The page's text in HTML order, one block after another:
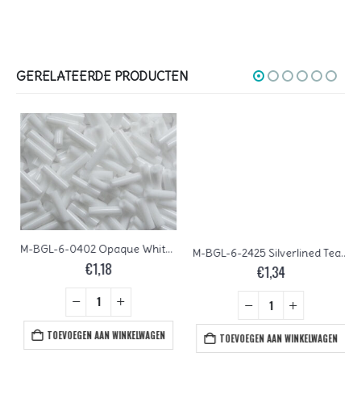
GERELATEERDE PRODUCTEN
M-BGL-6-0402 Opaque White Miyuki Bugles 6mm
€1,18
TOEVOEGEN AAN WINKELWAGEN
M-BGL-6-2425 Silverlined Teal Miyuki Bugles 6mm
€1,34
TOEVOEGEN AAN WINKELWAGEN